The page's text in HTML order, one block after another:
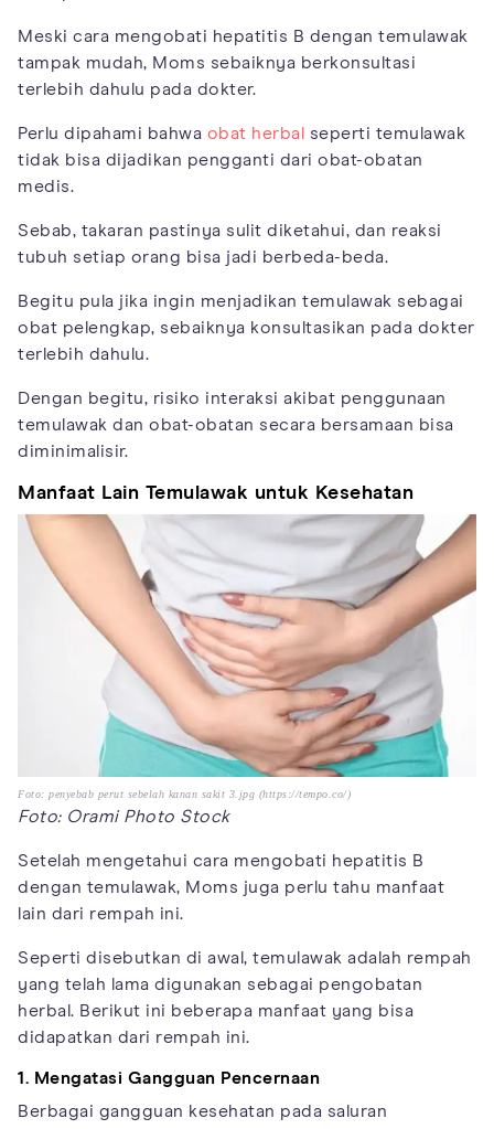
Meski cara mengobati hepatitis B dengan temulawak
tampak mudah, Moms sebaiknya berkonsultasi
terlebih dahulu pada dokter.
Perlu dipahami bahwa obat herbal
seperti temulawak
tidak bisa dijadikan pengganti dari obat-obatan
medis.
Sebab, takaran pastinya sulit diketahui, dan reaksi
tubuh setiap orang bisa jadi berbeda-beda.
Begitu pula jika ingin menjadikan temulawak sebagai
obat pelengkap, sebaiknya konsultasikan pada dokter
terlebih dahulu.
Dengan begitu, risiko interaksi akibat penggunaan
temulawak dan obat-obatan secara bersamaan bisa
diminimalisir.
Manfaat Lain Temulawak untuk Kesehatan
Foto: penyebab perut sebelah kanan sakit 3.jpg (https://tempo.co/)
Foto: Orami Photo Stock
Setelah mengetahui cara mengobati hepatitis B
dengan temulawak, Moms juga perlu tahu manfaat
lain dari rempah ini.
Seperti disebutkan di awal, temulawak adalah rempah
yang telah lama digunakan sebagai pengobatan
herbal. Berikut ini beberapa manfaat yang bisa
didapatkan dari rempah ini.
1. Mengatasi Gangguan Pencernaan
Berbagai gangguan kesehatan pada saluran